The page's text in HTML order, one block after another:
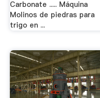
Carbonate ..... Máquina
Molinos de piedras para
trigo en ...